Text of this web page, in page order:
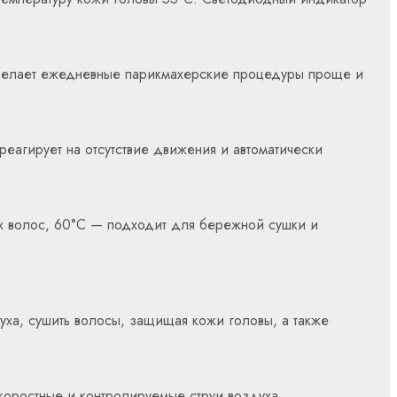
ежедневные парикмахерские процедуры проще и
на отсутствие движения и автоматически
волос, 60°C — подходит для бережной сушки и
сушить волосы, защищая кожи головы, а также